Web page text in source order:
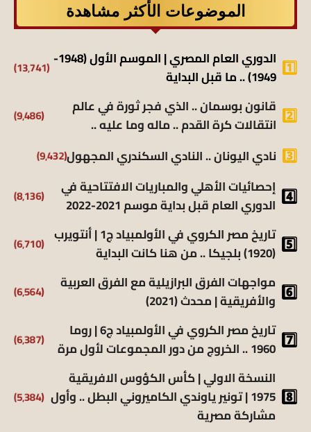
الموضوعات الأكثر مشاهدة
الدوري العام المصري | الموسم الأول (1948-
1949) .. ما قبل البداية
(13٬741)
قانون بوسمان .. الذي فجر ثورة في عالم
انتقالات كرة القدم .. ماله وما عليه ..
(9٬486)
نادي اليونان .. النادي السكندري المجهول(9٬432)
إحصائيات الأهلي والمباريات الافتتاحية في
الدوري العام قبل بداية موسم 2021-2022
(8٬136)
تاريخ مصر الكروي في الأولمبياد ج1 | أنتويرب
(1920) بلجيكا .. من هنا كانت البداية
(6٬710)
مواجهات الفرق البرازيلية مع الفرق العربية
والأفريقية | محدث (2021)
(6٬564)
تاريخ مصر الكروي في الأولمبياد ج6 | روما
1960 .. الخروج من دور المجموعات لأول مرة
(6٬387)
النسخة الاولي | كأس الكؤوس الافريقية
1975 | تونير ياوندي الكاميروني البطل .. وأول
مشاركة مصرية
(5٬384)